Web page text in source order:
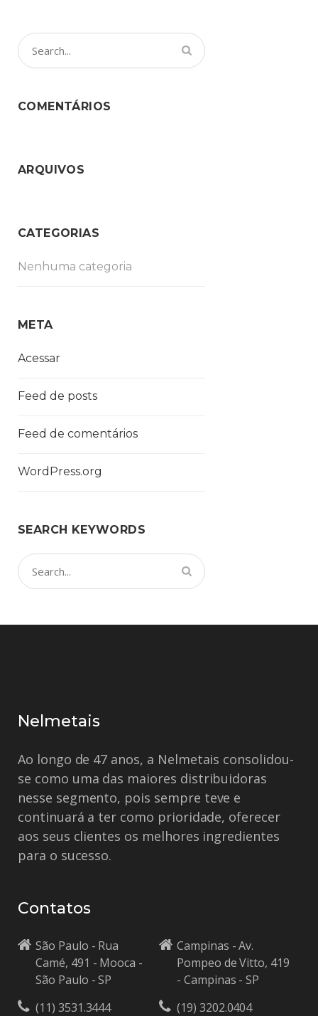
COMENTÁRIOS
ARQUIVOS
CATEGORIAS
Nenhuma categoria
META
Acessar
Feed de posts
Feed de comentários
WordPress.org
SEARCH KEYWORDS
Nelmetais
Ao longo de 47 anos, a Nelmetais consolidou-
se como uma das maiores distribuidoras
nesse segmento, pois sempre teve e
continuará a ter como prioridade, oferecer
aos seus clientes os melhores ingredientes
para o sucesso.
Contatos
São Paulo - Rua
Camé, 491 - Mooca -
São Paulo - SP
(11) 3531.3444
Campinas - Av.
Pompeo de Vitto, 419
- Campinas - SP
(19) 3202.0404